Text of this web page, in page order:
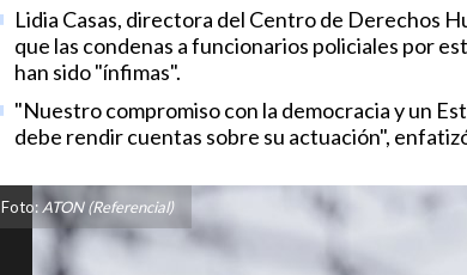
Lidia Casas, directora del Centro de Derechos
que las condenas a funcionarios policiales por
han sido "ínfimas".
"Nuestro compromiso con la democracia y un
debe rendir cuentas sobre su actuación",
Foto: ATON (Referencial)